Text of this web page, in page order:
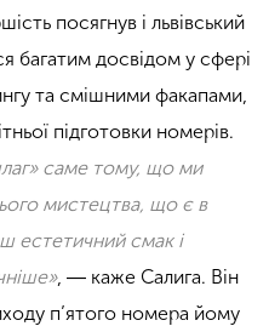
посягнув і львівський
багатим досвідом у сфері
та смішними факапами,
підготовки номерів.
саме тому, що ми
мистецтва, що є в
естетичний смак і
, ― каже Салига. Він
п’ятого номера йому